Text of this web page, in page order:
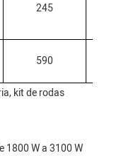
245
590
kit de rodas